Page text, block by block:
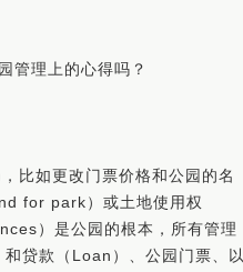
管理上的心得吗？
比如更改门票价格和公园的名
for park）或土地使用权
）是公园的根本，所有管理
贷款（Loan）、公园门票、以